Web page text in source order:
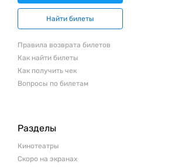
Найти билеты
Правила возврата билетов
Как найти билеты
Как получить чек
Вопросы по билетам
Разделы
Кинотеатры
Скоро на экранах